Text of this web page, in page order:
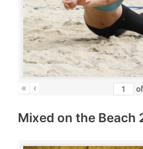
« ‹ of
Mixed on the Beach